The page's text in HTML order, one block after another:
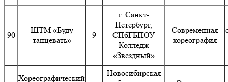
90
ШТМ «Буду
танцевать»
9
г. Санкт-
Петербург,
СПбГБПОУ
Колледж
«Звездный»
Современная
хореография
Хореографический
Новосибирская